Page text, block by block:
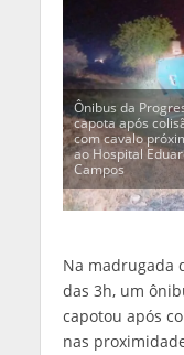
Ônibus da
capota após
com cavalo
ao Hospital
Campos
Na madrugada
das 3h, um
capotou após
nas